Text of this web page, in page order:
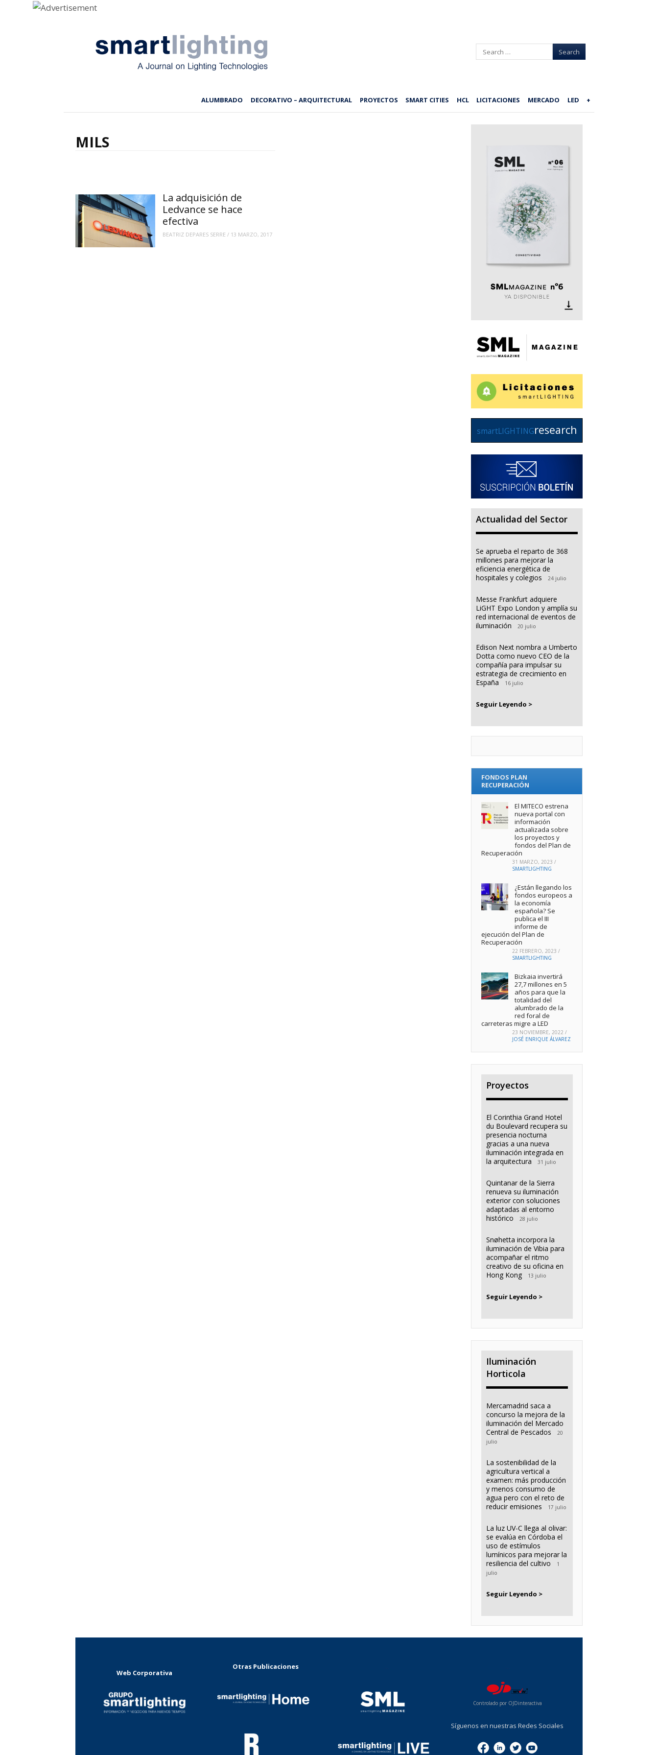
Search
ALUMBRADO DECORATIVO – ARQUITECTURAL PROYECTOS SMART CITIES HCL LICITACIONES MERCADO LED +
MILS
La adquisición de
Ledvance se hace
efectiva
BEATRIZ DEPARES SERRE / 13 MARZO, 2017
smartLIGHTINGresearch
Actualidad del Sector
Se aprueba el reparto de 368
millones para mejorar la
eficiencia energética de
hospitales y colegios
24 julio
Messe Frankfurt adquiere
LiGHT Expo London y amplía su
red internacional de eventos de
iluminación
20 julio
Edison Next nombra a Umberto
Dotta como nuevo CEO de la
compañía para impulsar su
estrategia de crecimiento en
España
16 julio
Seguir Leyendo >
FONDOS PLAN
RECUPERACIÓN
El MITECO estrena
nueva portal con
información
actualizada sobre
los proyectos y
fondos del Plan de
Recuperación
31 MARZO, 2023 /
SMARTLIGHTING
¿Están llegando los
fondos europeos a
la economía
española? Se
publica el III
informe de
ejecución del Plan de
Recuperación
22 FEBRERO, 2023 /
SMARTLIGHTING
Bizkaia invertirá
27,7 millones en 5
años para que la
totalidad del
alumbrado de la
red foral de
carreteras migre a LED
23 NOVIEMBRE, 2022 /
JOSÉ ENRIQUE ÁLVAREZ
Proyectos
El Corinthia Grand Hotel
du Boulevard recupera su
presencia nocturna
gracias a una nueva
iluminación integrada en
la arquitectura
31 julio
Quintanar de la Sierra
renueva su iluminación
exterior con soluciones
adaptadas al entorno
histórico
28 julio
Snøhetta incorpora la
iluminación de Vibia para
acompañar el ritmo
creativo de su oficina en
Hong Kong
13 julio
Seguir Leyendo >
Iluminación
Horticola
Mercamadrid saca a
concurso la mejora de la
iluminación del Mercado
Central de Pescados
20
julio
La sostenibilidad de la
agricultura vertical a
examen: más producción
y menos consumo de
agua pero con el reto de
reducir emisiones
17 julio
La luz UV-C llega al olivar:
se evalúa en Córdoba el
uso de estímulos
lumínicos para mejorar la
resiliencia del cultivo
1
julio
Seguir Leyendo >
Web Corporativa
Otras Publicaciones
Controlado por OJDinteractiva
Síguenos en nuestras Redes Sociales